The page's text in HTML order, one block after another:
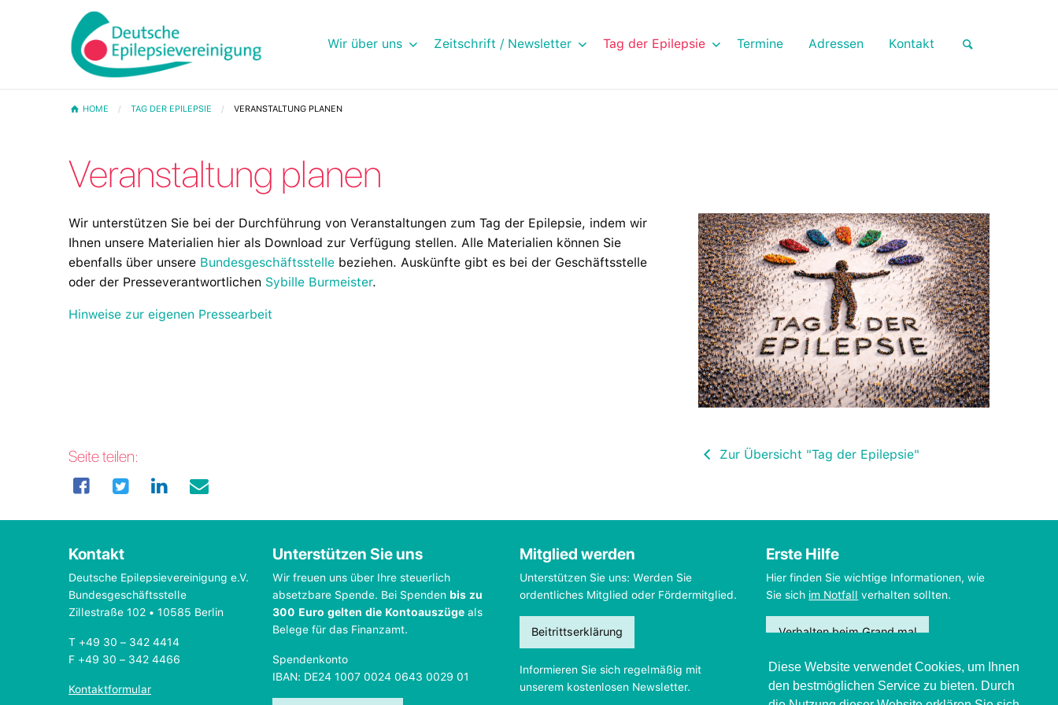
Wir über uns Zeitschrift / Newsletter Tag der Epilepsie Termine Adressen Kontakt
HOME TAG DER EPILEPSIE VERANSTALTUNG PLANEN
Veranstaltung planen
Wir unterstützen Sie bei der Durchführung von Veranstaltungen zum Tag der Epilepsie, indem wir
Ihnen unsere Materialien hier als Download zur Verfügung stellen. Alle Materialien können Sie
ebenfalls über unsere Bundesgeschäftsstelle beziehen. Auskünfte gibt es bei der Geschäftsstelle
oder der Presseverantwortlichen Sybille Burmeister.
Hinweise zur eigenen Pressearbeit
Seite teilen: Zur Übersicht "Tag der Epilepsie"
Kontakt
Deutsche Epilepsievereinigung e.V.
Bundesgeschäftsstelle
Zillestraße 102 • 10585 Berlin
T +49 30 – 342 4414
F +49 30 – 342 4466
Kontaktformular
Unterstützen Sie uns
Wir freuen uns über Ihre steuerlich
absetzbare Spende. Bei Spenden bis zu
300 Euro gelten die Kontoauszüge als
Belege für das Finanzamt.
Spendenkonto
IBAN: DE24 1007 0024 0643 0029 01
Mitglied werden
Unterstützen Sie uns: Werden Sie
ordentliches Mitglied oder Fördermitglied.
Beitrittserklärung
Informieren Sie sich regelmäßig mit
unserem kostenlosen Newsletter.
Erste Hilfe
Hier finden Sie wichtige Informationen, wie
Sie sich im Notfall verhalten sollten.
Verhalten beim Grand mal
Diese Website verwendet Cookies, um Ihnen
den bestmöglichen Service zu bieten. Durch